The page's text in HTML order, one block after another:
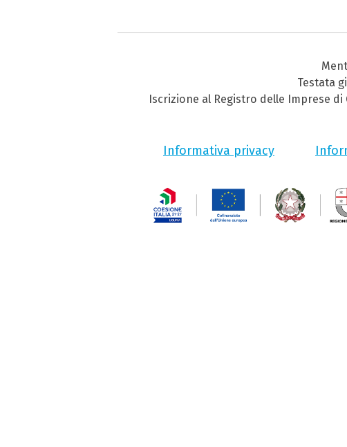
Testata
Iscrizione al Registro delle Imprese di
Informativa privacy